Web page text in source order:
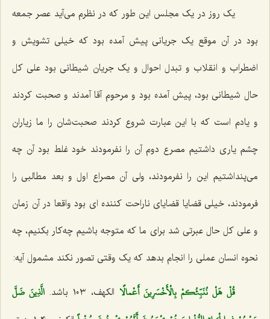
یک روز در یک مجلس این طور که در نظرم می‌آید عصر جمعه
بود در آن موقع یک جریانی پیش آمده بود که خیلی تشویش و
اضطراب و انقلاب و تبدل احوال و یک جریان شیطانی بود علی کل
حال شیطانی بود، پیش آمده بود و مرحوم آقا آمدند و صحبت کردند
و یادم است که با این عبارت شروع کردند صحبت‌شان را ما زیاران
چشم یاری داشتیم مصرع دوم آن را نفرمودند خود غلط بود آن چه
می‌پنداشتیم این را نفرمودند، ولی آن مصراع اول و بعد مطالبی را
فرمودند، خیلی قضایا قضایای ناراحت کننده ای بود واقعا در آن زمان
و علی کل حال عبرتی شد برای ما که متوجه باشیم چه‌کار بکنیم، چه
نحوه انسان عملی را انجام بدهد که یک وقتی تصور نکند مشمول آیه:
قُلْ هَلْ نُنَبِّئُكمْ بِالْأَخْسَرِينَ أَعْمالًا الکهف، ١٠٣ باشد.
الَّذِينَ ضَلَّ